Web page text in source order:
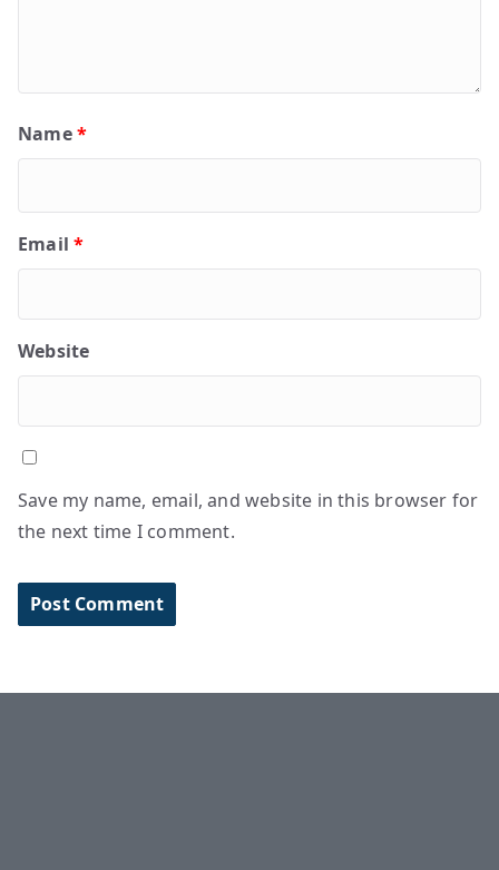
Name*
Email*
Website
Save my name, email, and website in this browser for
the next time I comment.